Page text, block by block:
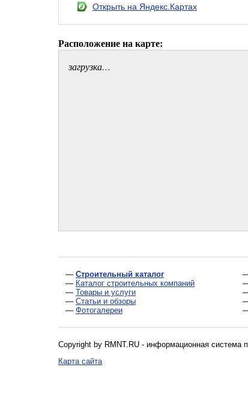
Открыть на Яндекс.Картах
Расположение на карте:
загрузка…
— Строительный каталог
— Каталог строительных компаний
— Товары и услуги
— Статьи и обзоры
— Фотогалереи
Copyright by RMNT.RU - информационная система
Карта сайта